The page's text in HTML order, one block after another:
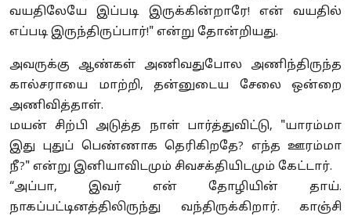
வயதிலேயே இப்படி இருக்கின்றாரே! என் வயதில்
எப்படி இருந்திருப்பார்!" என்று தோன்றியது.
அவருக்கு ஆண்கள் அணிவதுபோல அணிந்திருந்த
கால்சராயை மாற்றி, தன்னுடைய சேலை ஒன்றை
அணிவித்தாள்.
மயன் சிற்பி அடுத்த நாள் பார்த்துவிட்டு, "யாரம்மா
இது புதுப் பெண்ணாக தெரிகிறதே? எந்த ஊரம்மா
நீ?" என்று இனியாவிடமும் சிவசக்தியிடமும் கேட்டார்.
“அப்பா, இவர் என் தோழியின் தாய்.
நாகப்பட்டினத்திலிருந்து வந்திருக்கிறார். காஞ்சி